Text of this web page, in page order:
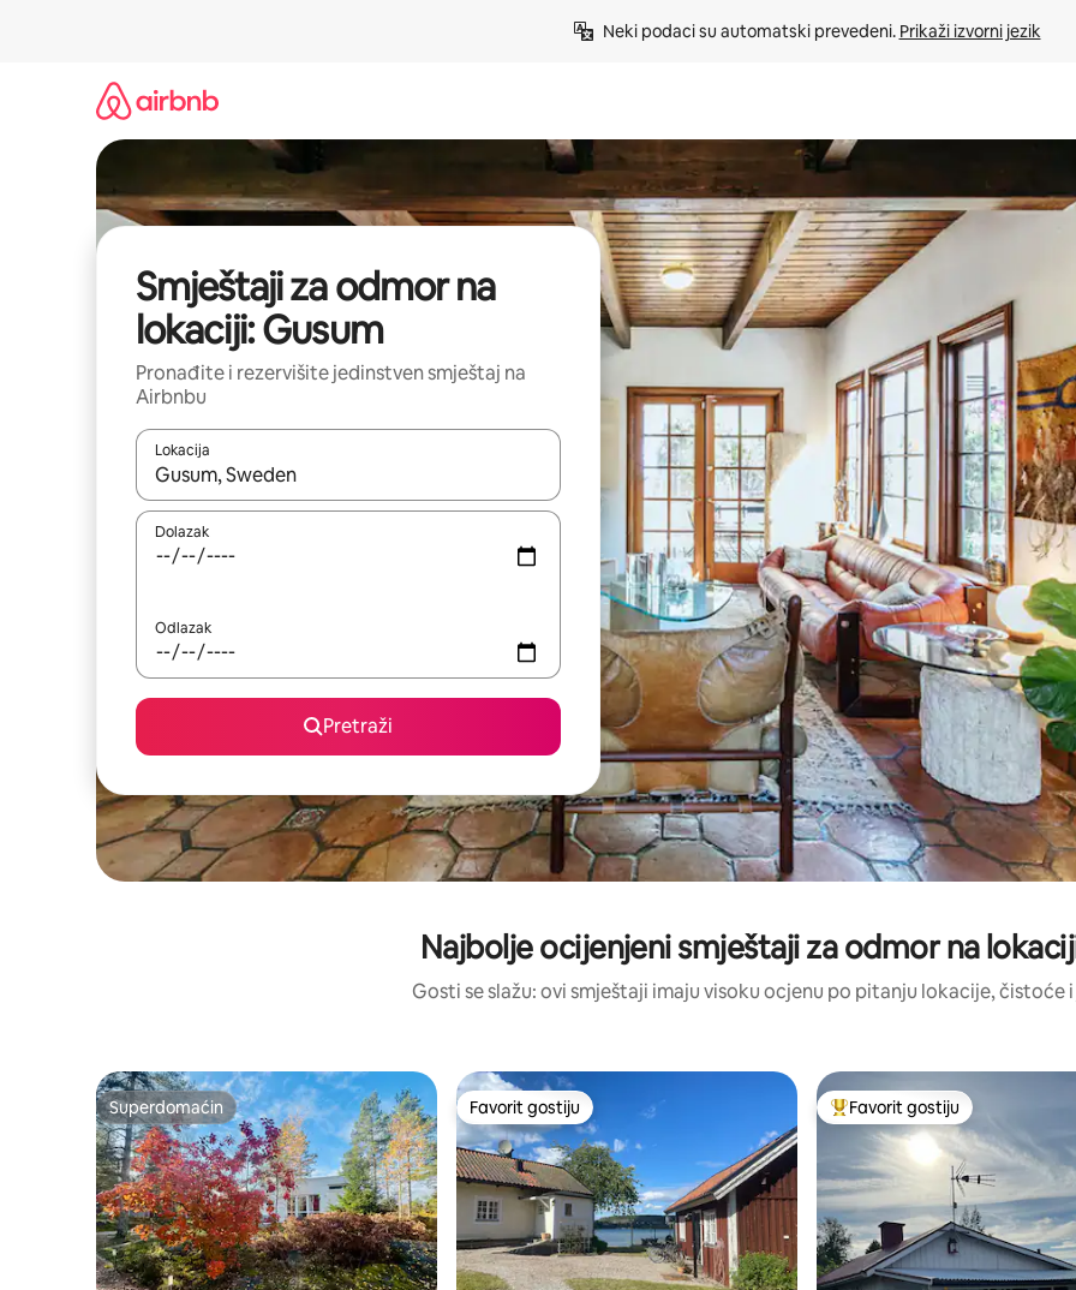
Neki podaci su automatski prevedeni. Prikaži izvorni jezik
Smještaji za odmor na
lokaciji: Gusum
Pronađite i rezervišite jedinstven smještaj na
Airbnbu
Lokacija
Kad rezultati budu dostupni, krećite se gore i dolje pomoću strelica ili ih pregledajte dodirom ili povlačenjem prsta.
Dolazak
Odlazak
Pretraži
Najbolje ocijenjeni smještaji za odmor na
Gosti se slažu: ovi smještaji imaju visoku ocjenu po pitanju lokacije, čistoće
Superdomaćin
Superdomaćin Favorit gostiju
Favorit gostiju Glavni favorit gostiju
Favorit gostiju